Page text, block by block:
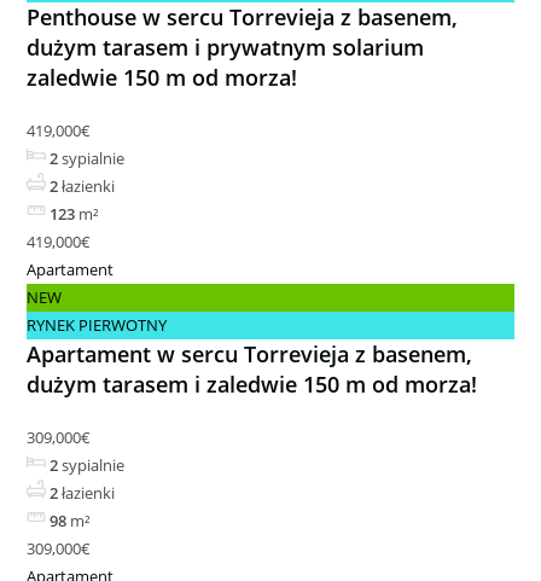
Penthouse w sercu Torrevieja z basenem,
dużym tarasem i prywatnym solarium
zaledwie 150 m od morza!
419,000€
2sypialnie
2łazienki
123 m²
419,000€
Apartament
NEW
RYNEK PIERWOTNY
Apartament w sercu Torrevieja z basenem,
dużym tarasem i zaledwie 150 m od morza!
309,000€
2sypialnie
2łazienki
98 m²
309,000€
Apartament